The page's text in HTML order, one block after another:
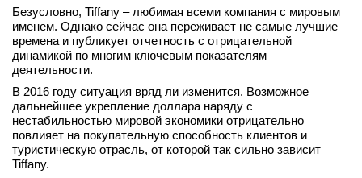
Безусловно, Tiffany – любимая всеми компания с мировым
именем. Однако сейчас она переживает не самые лучшие
времена и публикует отчетность с отрицательной
динамикой по многим ключевым показателям
деятельности.
В 2016 году ситуация вряд ли изменится. Возможное
дальнейшее укрепление доллара наряду с
нестабильностью мировой экономики отрицательно
повлияет на покупательную способность клиентов и
туристическую отрасль, от которой так сильно зависит
Tiffany.